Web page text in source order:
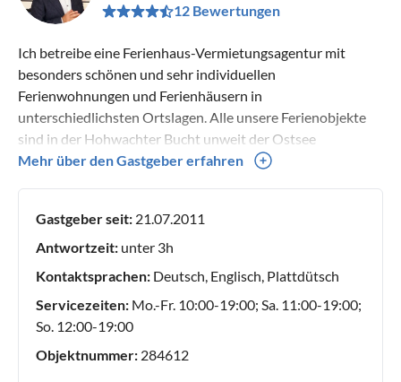
12 Bewertungen
Ich betreibe eine Ferienhaus-Vermietungsagentur mit
besonders schönen und sehr individuellen
Ferienwohnungen und Ferienhäusern in
unterschiedlichsten Ortslagen. Alle unsere Ferienobjekte
sind in der Hohwachter Bucht unweit der Ostsee
angesiedelt.
Mehr über den Gastgeber erfahren
Gastgeber seit: 21.07.2011
Antwortzeit: unter 3h
Kontaktsprachen: Deutsch, Englisch, Plattdütsch
Servicezeiten: Mo.-Fr. 10:00-19:00; Sa. 11:00-19:00;
So. 12:00-19:00
Objektnummer: 284612